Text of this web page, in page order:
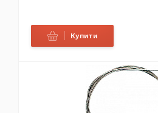
Купити